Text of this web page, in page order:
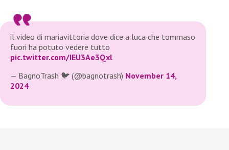
il video di mariavittoria dove dice a luca che tommaso
fuori ha potuto vedere tutto
pic.twitter.com/IEU3Ae3Qxl
— BagnoTrash 🐦 (@bagnotrash) November 14,
2024